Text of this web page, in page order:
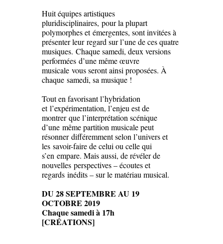
Huit équipes artistiques
pluridisciplinaires, pour la plupart
polymorphes et émergentes, sont invitées à
présenter leur regard sur l’une de ces quatre
musiques. Chaque samedi, deux versions
performées d’une même œuvre
musicale vous seront ainsi proposées. À
chaque samedi, sa musique !
Tout en favorisant l’hybridation
et l’expérimentation, l’enjeu est de
montrer que l’interprétation scénique
d’une même partition musicale peut
résonner différemment selon l’univers et
les savoir-faire de celui ou celle qui
s’en empare. Mais aussi, de révéler de
nouvelles perspectives – écoutes et
regards inédits – sur le matériau musical.
DU 28 SEPTEMBRE AU 19
OCTOBRE 2019
Chaque samedi à 17h
[CRÉATIONS]